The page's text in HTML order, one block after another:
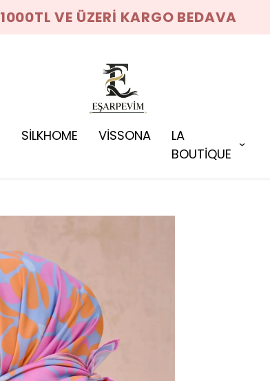
1000TL VE ÜZERİ KARGO BEDAVA
SİLKHOME VİSSONA
LA
BOUTİQUE